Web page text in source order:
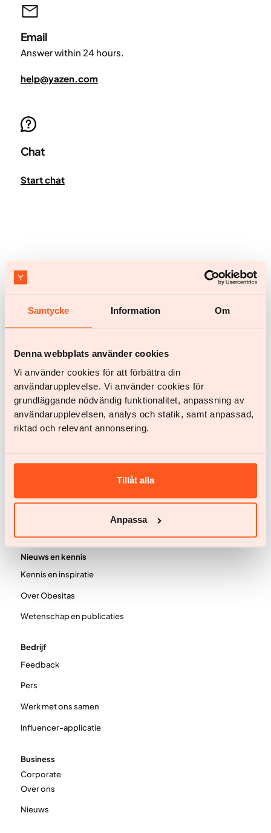
Samtycke Information Om
Denna webbplats använder cookies
Vi använder cookies för att förbättra din
användarupplevelse. Vi använder cookies för
grundläggande nödvändig funktionalitet, anpassning av
användarupplevelsen, analys och statik, samt anpassad,
riktad och relevant annonsering.
Tillåt alla
Anpassa
Email
Answer within 24 hours.
help@yazen.com
Chat
Start chat
Ga aan de slag
Ga aan de slag
Heb je nog vragen?
Antwoord binnen 24 uur.
Onze service
Vrouwen
BMI berekenen
Prijzen
Nieuws en kennis
Kennis en inspiratie
Over Obesitas
Wetenschap en publicaties
Bedrijf
Feedback
Pers
Werk met ons samen
Influencer-applicatie
Business
Corporate
Over ons
Nieuws